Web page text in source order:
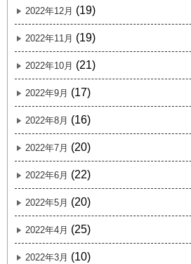
2022年12月 (19)
2022年11月 (19)
2022年10月 (21)
2022年9月 (17)
2022年8月 (16)
2022年7月 (20)
2022年6月 (22)
2022年5月 (20)
2022年4月 (25)
2022年3月 (10)